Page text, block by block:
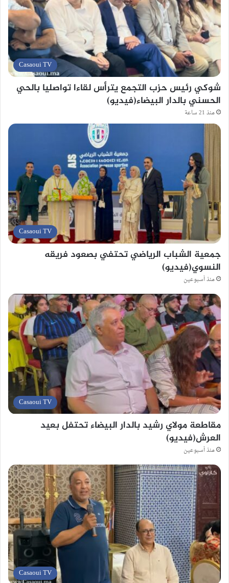
Casaoui TV
شوكي رئيس حزب التجمع يترأس لقاءا تواصليا بالحي
الحسني بالدار البيضاء(فيديو)
منذ 21 ساعة
Casaoui TV
جمعية الشباب الرياضي تحتفي بصعود فريقه
النسوي(فيديو)
منذ أسبوعين
Casaoui TV
مقاطعة مولاي رشيد بالدار البيضاء تحتفل بعيد
العرش(فيديو)
منذ أسبوعين
Casaoui TV